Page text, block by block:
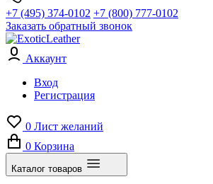
+7 (495) 374-0102 +7 (800) 777-0102
Заказать обратный звонок
Аккаунт
Вход
Регистрация
0 Лист желаний
0 Корзина
Каталог товаров